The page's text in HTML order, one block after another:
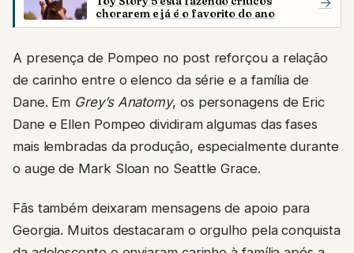
chorarem e já é o favorito do ano
A presença de Pompeo no post reforçou a relação
de carinho entre o elenco da série e a família de
Dane. Em Grey’s Anatomy, os personagens de Eric
Dane e Ellen Pompeo dividiram algumas das fases
mais lembradas da produção, especialmente durante
o auge de Mark Sloan no Seattle Grace.
Fãs também deixaram mensagens de apoio para
Georgia. Muitos destacaram o orgulho pela conquista